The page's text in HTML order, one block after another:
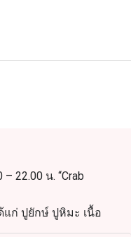
22.00 น. “Crab
แก่ ปูยักษ์ ปูหิมะ เนื้อ
งรม และอื่นๆ อีก